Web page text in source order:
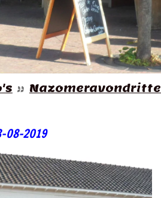
»
08-2019